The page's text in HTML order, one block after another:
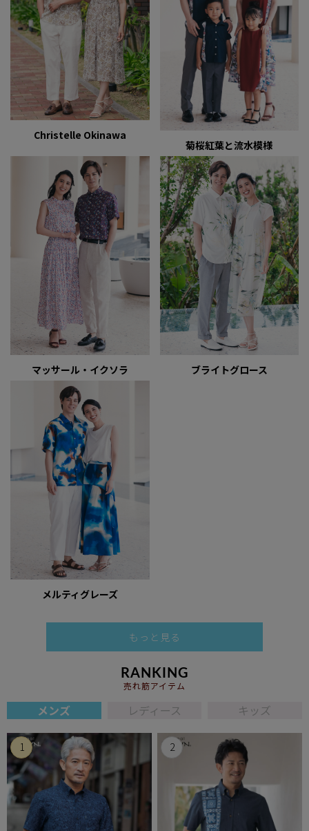
Christelle Okinawa
菊桜紅葉と流水模様
マッサール・イクソラ ブライトグロース
メルティグレーズ
もっと見る
RANKING
売れ筋アイテム
メンズ レディース キッズ